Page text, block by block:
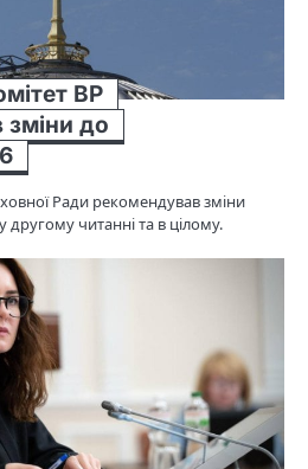
ВР
зміни до
Ради рекомендував зміни
другому читанні та в цілому.